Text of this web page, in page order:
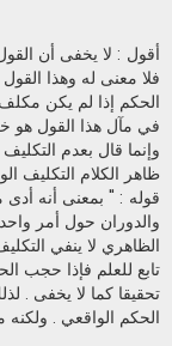
أقول : لا يخفى أن
فلا معنى له وهذا
الحكم إذا لم يكن
في مآل هذا القول هو
وإنما قال بعدم
ظاهر الكلام التكليف
قوله : " بمعنى أنه
والدوران حول أمر
الظاهري لا ينفي
تابع للعلم فإذا حجب
تحقيقا كما لا يخفى .
الحكم الواقعي .